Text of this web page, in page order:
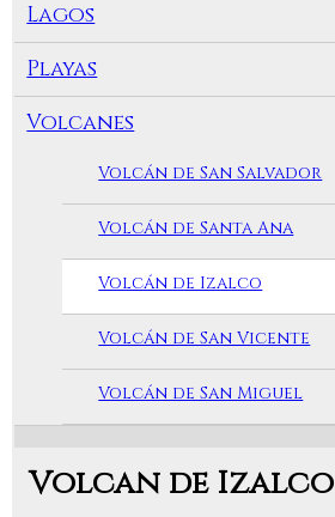
Lagos
Playas
Volcanes
Volcán de San Salvador
Volcán de Santa Ana
Volcán de Izalco
Volcán de San Vicente
Volcán de San Miguel
Volcan de Izalco